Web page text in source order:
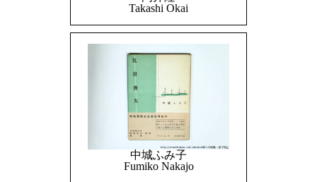
Takashi Okai
中城ふみ子
Fumiko Nakajo